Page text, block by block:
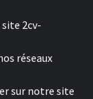
2cv-
réseaux
sur notre site